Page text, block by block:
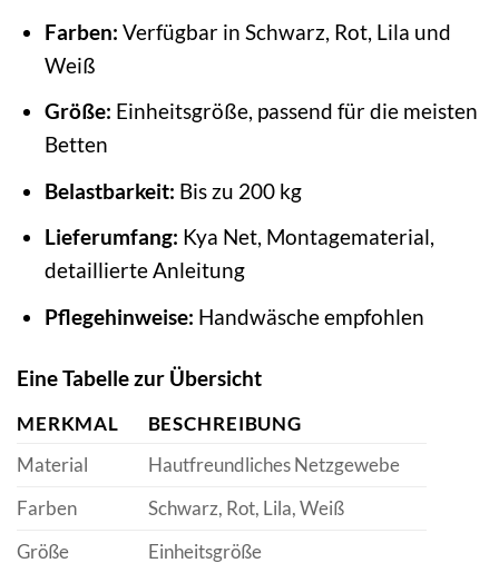
Farben: Verfügbar in Schwarz, Rot, Lila und
Weiß
Größe: Einheitsgröße, passend für die meisten
Betten
Belastbarkeit: Bis zu 200 kg
Lieferumfang: Kya Net, Montagematerial,
detaillierte Anleitung
Pflegehinweise: Handwäsche empfohlen
Eine Tabelle zur Übersicht
MERKMAL
BESCHREIBUNG
Material
Hautfreundliches Netzgewebe
Farben
Schwarz, Rot, Lila, Weiß
Größe
Einheitsgröße